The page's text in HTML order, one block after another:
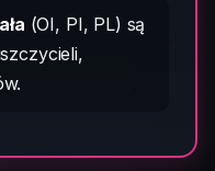
(OI, PI, PL) są